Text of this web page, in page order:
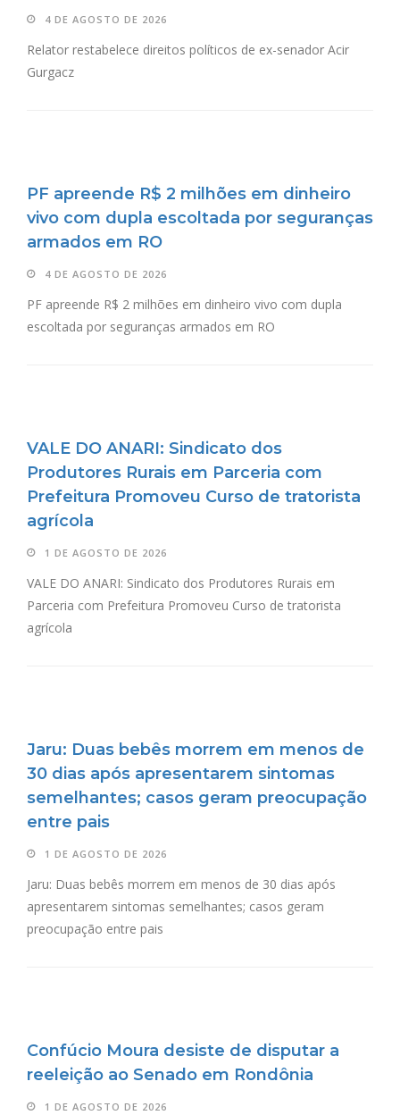
4 DE AGOSTO DE 2026
Relator restabelece direitos políticos de ex-senador Acir
Gurgacz
PF apreende R$ 2 milhões em dinheiro
vivo com dupla escoltada por seguranças
armados em RO
4 DE AGOSTO DE 2026
PF apreende R$ 2 milhões em dinheiro vivo com dupla
escoltada por seguranças armados em RO
VALE DO ANARI: Sindicato dos
Produtores Rurais em Parceria com
Prefeitura Promoveu Curso de tratorista
agrícola
1 DE AGOSTO DE 2026
VALE DO ANARI: Sindicato dos Produtores Rurais em
Parceria com Prefeitura Promoveu Curso de tratorista
agrícola
Jaru: Duas bebês morrem em menos de
30 dias após apresentarem sintomas
semelhantes; casos geram preocupação
entre pais
1 DE AGOSTO DE 2026
Jaru: Duas bebês morrem em menos de 30 dias após
apresentarem sintomas semelhantes; casos geram
preocupação entre pais
Confúcio Moura desiste de disputar a
reeleição ao Senado em Rondônia
1 DE AGOSTO DE 2026